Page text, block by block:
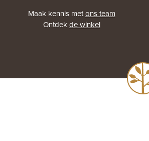
Maak kennis metons team
Ontdekde winkel